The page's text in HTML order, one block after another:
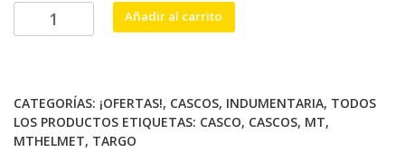
CASCO
MT
ROJO
BRILLANTE
cantidad
Añadir al carrito
CATEGORÍAS: ¡OFERTAS!, CASCOS, INDUMENTARIA, TODOS
LOS PRODUCTOS ETIQUETAS: CASCO, CASCOS, MT,
MTHELMET, TARGO